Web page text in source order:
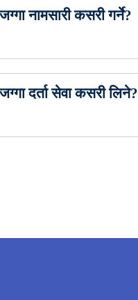
नामसारी कसरी गर्ने?
दर्ता सेवा कसरी लिने?